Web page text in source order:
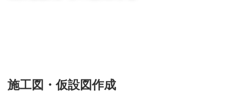
施工図・仮設図作成